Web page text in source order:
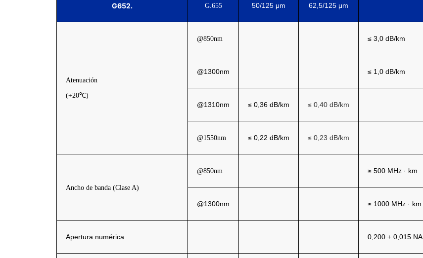
G652. G.655 50/125 μm 62,5/125 μm
Atenuación
(+20℃)
@850nm ≤ 3,0 dB/km
@1300nm ≤ 1,0 dB/km
@1310nm ≤ 0,36 dB/km ≤ 0,40 dB/km
@1550nm ≤ 0,22 dB/km ≤ 0,23 dB/km
Ancho de banda (Clase A)
@850nm ≥ 500 MHz · km
@1300nm ≥ 1000 MHz · km
Apertura numérica 0,200 ± 0,015 NA